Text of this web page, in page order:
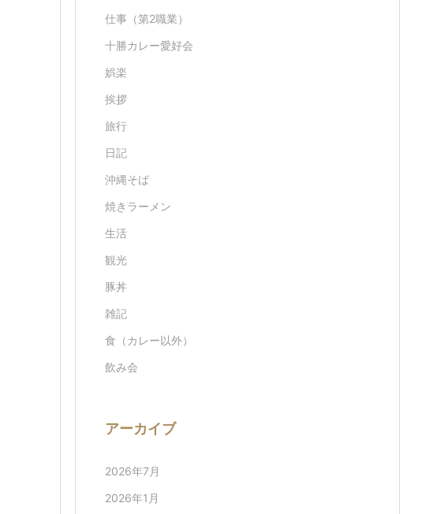
仕事（第2職業）
十勝カレー愛好会
娯楽
挨拶
旅行
日記
沖縄そば
焼きラーメン
生活
観光
豚丼
雑記
食（カレー以外）
飲み会
アーカイブ
2026年7月
2026年1月